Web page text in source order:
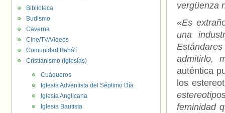
vergüenza
«Es
una
admitirlo,
auténtica
los
feminidad
Biblioteca
Budismo
Caverna
Cine/TV/Videos
Comunidad Bahá'í
Cristianismo (Iglesias)
Cuáqueros
Iglesia Adventista del Séptimo Día
Iglesia Anglicana
Iglesia Bautista